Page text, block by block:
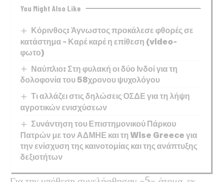
You Might Also Like
Κόρινθος: Άγνωστος προκάλεσε φθορές σε
κατάστημα – Καρέ καρέ η επίθεση (video-
φωτο)
Ναύπλιο: Στη φυλακή οι δύο Ινδοί για τη
δολοφονία του 58χρονου ψυχολόγου
Τι αλλάζει στις δηλώσεις ΟΣΔΕ για τη λήψη
αγροτικών ενισχύσεων
Συνάντηση του Επιστημονικού Πάρκου
Πατρών με τον ΑΔΜΗΕ και τη Wise Greece για
την ενίσχυση της καινοτομίας και της ανάπτυξης
δεξιοτήτων